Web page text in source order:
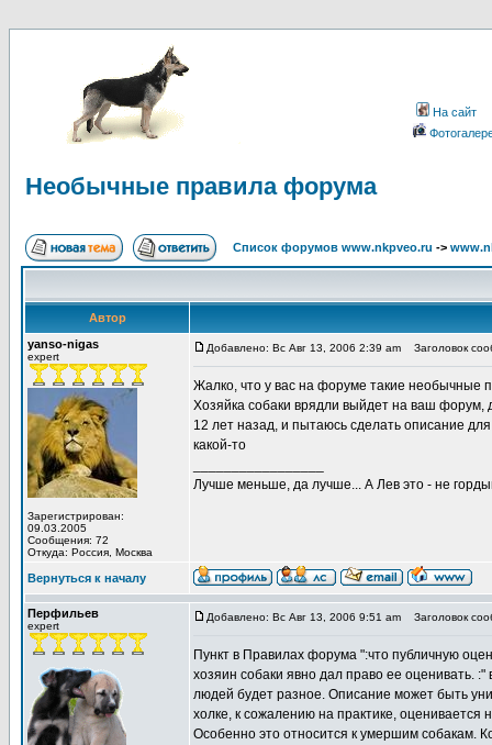
На сайт
Необычные правила форума
Список форумов www.nkpveo.ru ->
Автор
yanso-nigas
expert
Зарегистрирован:
09.03.2005
Сообщения: 72
Откуда: Россия, Москва
Добавлено: Вс Авг 13, 2006 2:39 am Заголовок
Жалко, что у вас на форуме такие необычные
Хозяйка собаки врядли выйдет на ваш форум,
12 лет назад, и пытаюсь сделать описание
какой-то
Лучше меньше, да лучше... А Лев это - не
Вернуться к началу
Перфильев
expert
Добавлено: Вс Авг 13, 2006 9:51 am Заголовок
Пункт в Правилах форума ":что публичную
хозяин собаки явно дал право ее оценивать.
людей будет разное. Описание может быть
холке, к сожалению на практике,
Особенно это относится к умершим собакам.